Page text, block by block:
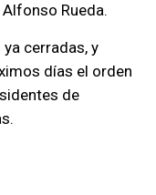
Rueda.
cerradas, y
días el orden
de